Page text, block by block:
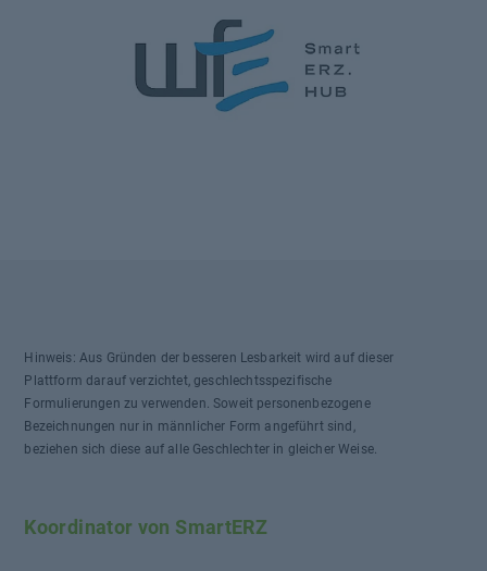
Hinweis: Aus Gründen der besseren Lesbarkeit wird auf dieser
Plattform darauf verzichtet, geschlechtsspezifische
Formulierungen zu verwenden. Soweit personenbezogene
Bezeichnungen nur in männlicher Form angeführt sind,
beziehen sich diese auf alle Geschlechter in gleicher Weise.
Koordinator von SmartERZ